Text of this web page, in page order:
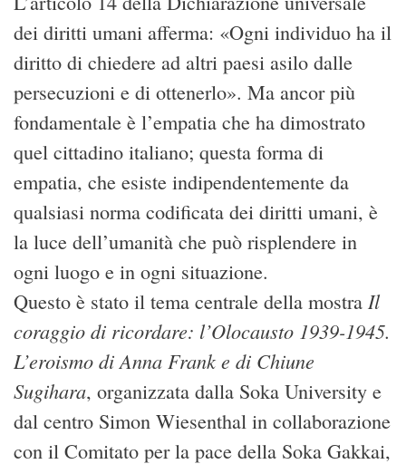
dei diritti umani afferma: «Ogni individuo ha il
diritto di chiedere ad altri paesi asilo dalle
persecuzioni e di ottenerlo». Ma ancor più
fondamentale è l’empatia che ha dimostrato
quel cittadino italiano; questa forma di
empatia, che esiste indipendentemente da
qualsiasi norma codificata dei diritti umani, è
la luce dell’umanità che può risplendere in
ogni luogo e in ogni situazione.
Questo è stato il tema centrale della mostra Il
coraggio di ricordare: l’Olocausto 1939-1945.
L’eroismo di Anna Frank e di Chiune
Sugihara, organizzata dalla Soka University e
dal centro Simon Wiesenthal in collaborazione
con il Comitato per la pace della Soka Gakkai,